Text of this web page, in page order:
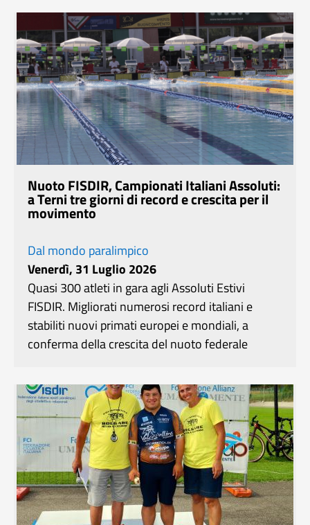
Nuoto FISDIR, Campionati Italiani Assoluti:
a Terni tre giorni di record e crescita per il
movimento
Dal mondo paralimpico
Venerdì, 31 Luglio 2026
Quasi 300 atleti in gara agli Assoluti Estivi
FISDIR. Migliorati numerosi record italiani e
stabiliti nuovi primati europei e mondiali, a
conferma della crescita del nuoto federale